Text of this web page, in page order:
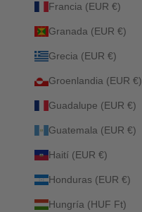
Francia (EUR €)
Granada (EUR €)
Grecia (EUR €)
Groenlandia (EUR €)
Guadalupe (EUR €)
Guatemala (EUR €)
Haití (EUR €)
Honduras (EUR €)
Hungría (HUF Ft)